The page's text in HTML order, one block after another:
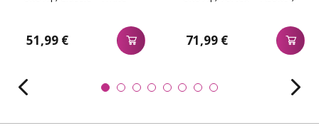
51,99 € 71,99 €